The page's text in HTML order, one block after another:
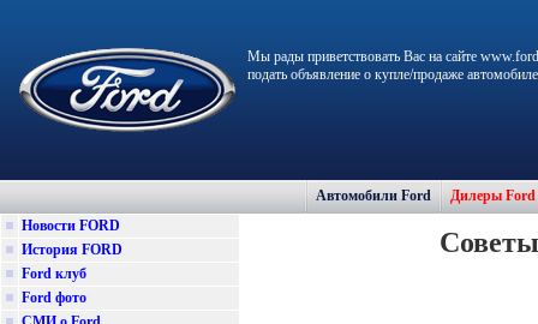
Мы рады приветствовать Вас на сайте
подать объявление о купле/продаже
Автомобили Ford
Дилеры Ford
Новости FORD
История FORD
Ford клуб
Ford фото